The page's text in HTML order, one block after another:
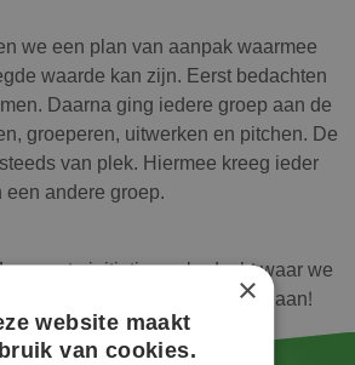
we een plan van aanpak waarmee
waarde kan zijn. Eerst bedachten
Daarna ging iedere groep aan de
groeperen, uitwerken en pitchen. De
van plek. Hiermee kreeg ieder
andere groep.
concrete initiatieven bedacht waar we
mee aan de slag kunnen gaan!
×
website maakt
van cookies.